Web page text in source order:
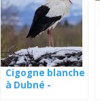
Cigogne blanche
à Dubné -